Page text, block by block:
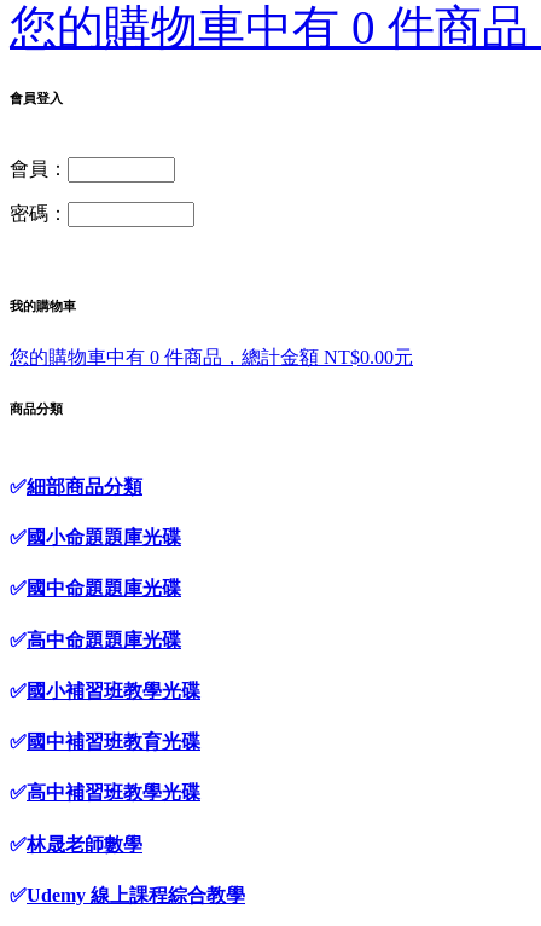
您的購物車中有 0 件商
會員登入
會員：
密碼：
我的購物車
您的購物車中有 0 件商品，總計金額 NT$0.00元
商品分類
✅細部商品分類
✅國小命題題庫光碟
✅國中命題題庫光碟
✅高中命題題庫光碟
✅國小補習班教學光碟
✅國中補習班教育光碟
✅高中補習班教學光碟
✅林晟老師數學
✅Udemy 線上課程綜合教學